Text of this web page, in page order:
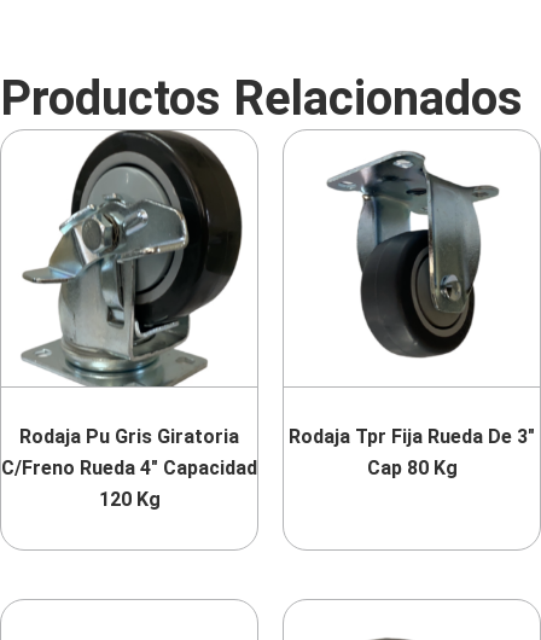
Productos Relacionados
Rodaja Pu Gris Giratoria
C/Freno Rueda 4″ Capacidad
120 Kg
Rodaja Tpr Fija Rueda De 3″
Cap 80 Kg